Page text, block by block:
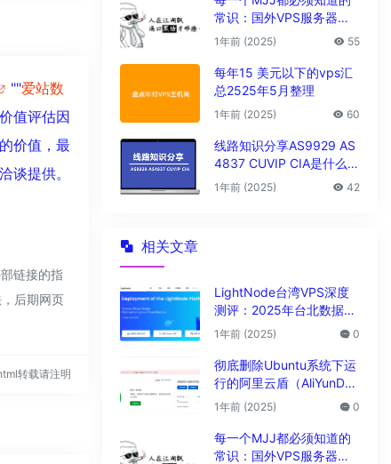
""爱站数
值评估因
价值，最
谈提供。
链接的指
后期网页
转载请注明
常识：国外VPS服务器圈
子黑话大全
1年前 (2025) 55
每年15 美元以下的vps汇
总2525年5月整理
1年前 (2025) 60
线路知识分享AS9929 AS
4837 CUVIP CIA是什么线
路?
1年前 (2025) 42
相关文章
LightNode台湾VPS深度
测评：2025年台北数据中
心vps性能与解锁能力全解
1年前 (2025) 0
彻底删除Ubuntu系统下运
行的阿里云盾（AliYunDu
n/Aegis）
1年前 (2025) 0
每一个MJJ都必须知道的
常识：国外VPS服务器圈